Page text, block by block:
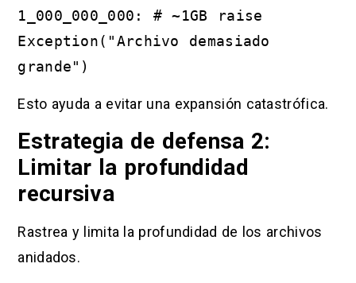
1_000_000_000: # ~1GB raise
Exception("Archivo demasiado
grande")
Esto ayuda a evitar una expansión catastrófica.
Estrategia de defensa 2:
Limitar la profundidad
recursiva
Rastrea y limita la profundidad de los archivos
anidados.